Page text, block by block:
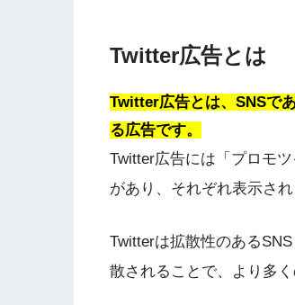
Twitter広告とは
Twitter広告とは、SNSで
る広告です。
Twitter広告には「プロモ
があり、それぞれ表示さ
Twitterは拡散性のある
散されることで、より多